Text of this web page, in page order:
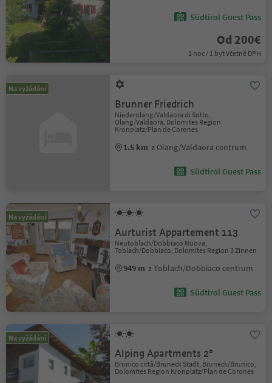
Südtirol Guest Pass
Od 200€
1 noc / 1 byt Včetně DPH
Na vyžádání
Brunner Friedrich
Niederolang/Valdaora di Sotto,
Olang/Valdaora, Dolomites Region
Kronplatz/Plan de Corones
1.5 km z Olang/Valdaora centrum
Südtirol Guest Pass
Na vyžádání
Aurturist Appartement 113
Neutoblach/Dobbiaco Nuova,
Toblach/Dobbiaco, Dolomites Region 3 Zinnen
949 m z Toblach/Dobbiaco centrum
Südtirol Guest Pass
Na vyžádání
Alping Apartments 2°
Brunico città/Bruneck Stadt, Bruneck/Brunico,
Dolomites Region Kronplatz/Plan de Corones